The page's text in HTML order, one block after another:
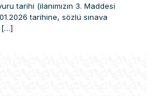
tarihi (ilanımızın 3. Maddesi
tarihine, sözlü sınava
[…]